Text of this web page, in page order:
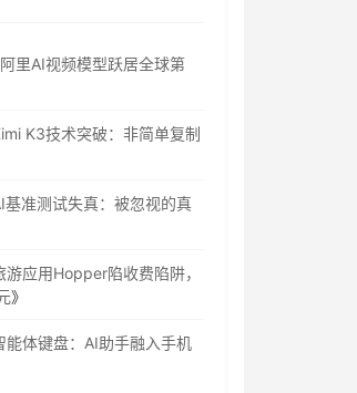
阿里AI视频模型跃居全球第
K3技术突破：非简单复制
基准测试失真：被忽视的真
游应用Hopper陷收费陷阱，
》
能体键盘：AI助手融入手机